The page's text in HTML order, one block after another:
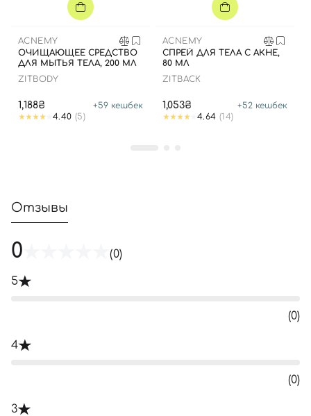
ACNEMY
ОЧИЩАЮЩЕЕ СРЕДСТВО
ДЛЯ МЫТЬЯ ТЕЛА, 200 МЛ
ZITBODY
1,188₴ +59 кешбек
4.40 (5)
ACNEMY
СПРЕЙ ДЛЯ ТЕЛА С АКНЕ,
80 МЛ
ZITBACK
1,053₴ +52 кешбек
4.64 (14)
Отзывы
0 (0)
5
(0)
4
(0)
3